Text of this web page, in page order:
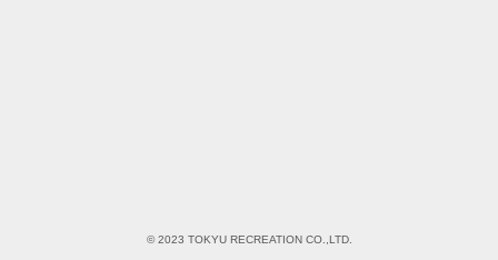
© 2023 TOKYU RECREATION CO.,LTD.